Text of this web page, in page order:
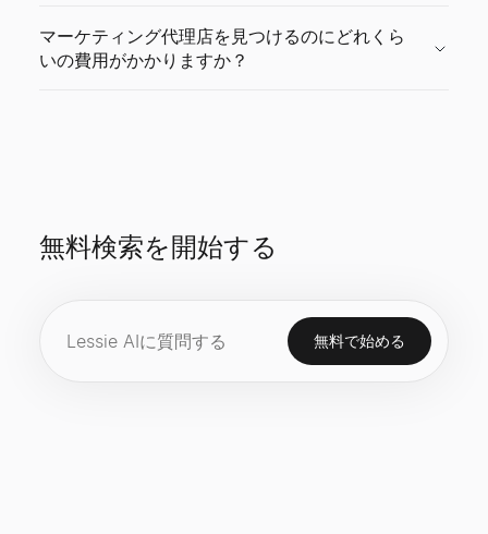
マーケティング代理店を見つけるのにどれくら
いの費用がかかりますか？
無料検索を開始する
無料で始める